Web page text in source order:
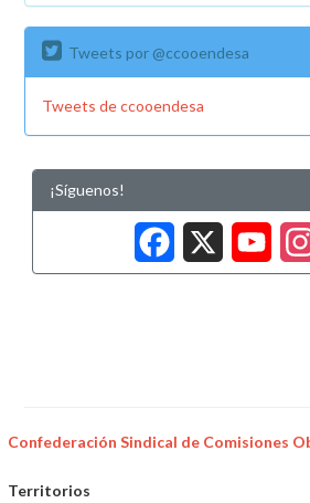
Tweets por @ccooendesa
Tweets de ccooendesa
¡Síguenos!
X
Confederación Sindical de Comisiones
Territorios